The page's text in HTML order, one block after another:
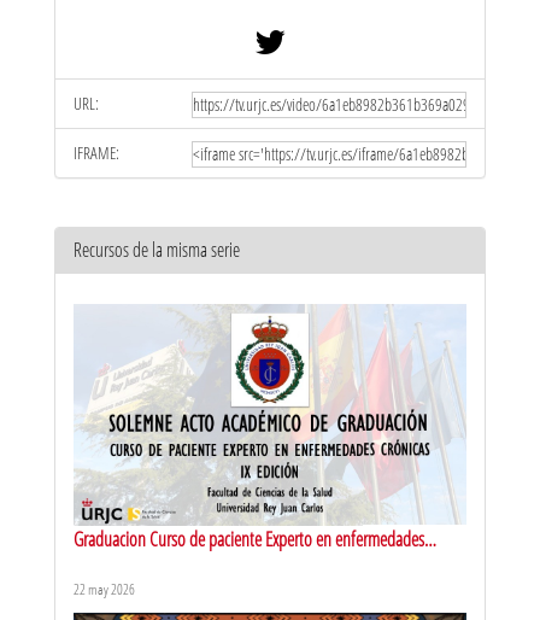
URL:
IFRAME:
Recursos de la misma serie
Graduacion Curso de paciente Experto en enfermedades
22 may 2026